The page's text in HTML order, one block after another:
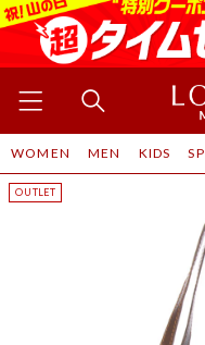
WOMEN MEN KIDS